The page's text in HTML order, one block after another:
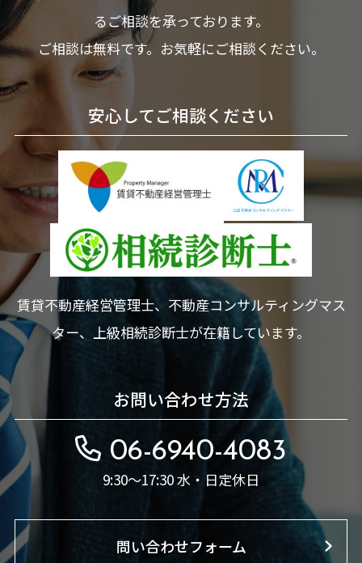
るご相談を承っております。
ご相談は無料です。お気軽にご相談ください。
安心してご相談ください
賃貸不動産経営管理士、不動産コンサルティングマス
ター、上級相続診断士が在籍しています。
お問い合わせ方法
06-6940-4083
9:30～17:30 水・日定休日
問い合わせフォーム